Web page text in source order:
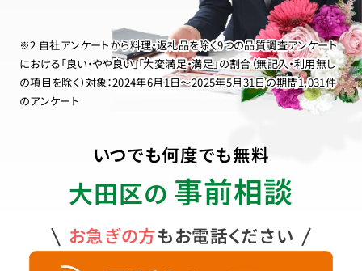
※2 自社アンケートから料理・返礼品を除く9つの品質調査アンケート
における「良い・やや良い」「大変満足・満足」の割合（無記入・利用無し
の項目を除く）対象：2024年6月1日〜2025年5月31日の期間1,031件
のアンケート
いつでも何度でも無料
大田区の 事前相談
お急ぎの方もお電話ください